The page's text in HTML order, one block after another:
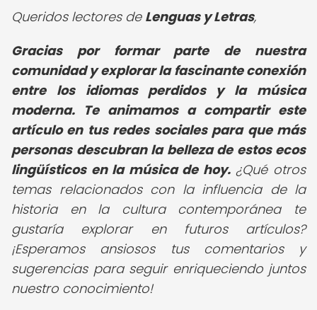
Queridos lectores de Lenguas y Letras,
Gracias por formar parte de nuestra
comunidad y explorar la fascinante conexión
entre los idiomas perdidos y la música
moderna. Te animamos a compartir este
artículo en tus redes sociales para que más
personas descubran la belleza de estos ecos
lingüísticos en la música de hoy.¿Qué otros
temas relacionados con la influencia de la
historia en la cultura contemporánea te
gustaría explorar en futuros artículos?
¡Esperamos ansiosos tus comentarios y
sugerencias para seguir enriqueciendo juntos
nuestro conocimiento!